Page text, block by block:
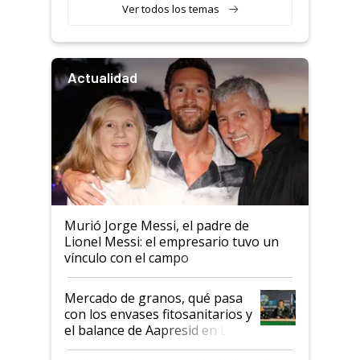
Ver todos los temas
Actualidad
Murió Jorge Messi, el padre de
Lionel Messi: el empresario tuvo un
vínculo con el campo
Mercado de granos, qué pasa
con los envases fitosanitarios y
el balance de Aapresid en La
Posta